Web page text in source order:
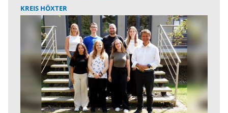
KREIS HÖXTER